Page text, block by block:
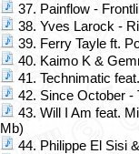
37. Painflow -
38. Yves Larock -
39. Ferry Tayle ft.
40. Kaimo K &
41. Technimatic
42. Since October -
43. Will I Am feat.
Mb)
44. Philippe El Sisi